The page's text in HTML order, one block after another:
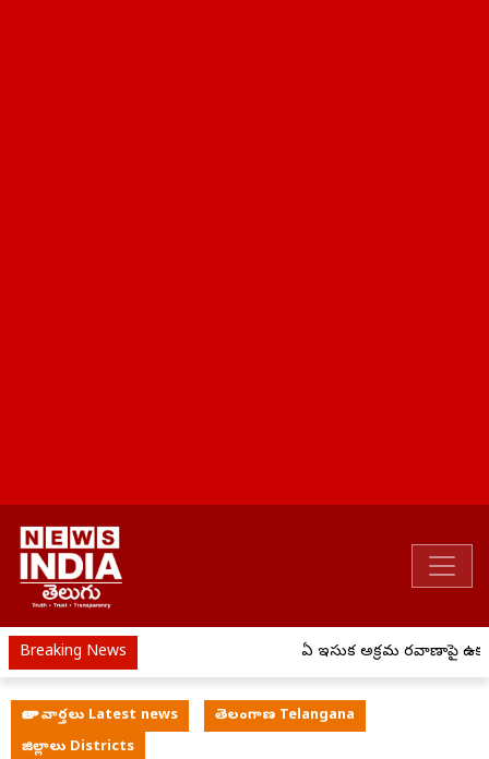
Breaking News ఏపీ ఇసుక అక్రమ రవాణాపై
తాజా వార్తలు Latest news
తెలంగాణ Telangana
జిల్లాలు Districts